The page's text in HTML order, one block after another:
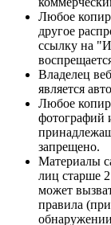
Любое
другое
ссылку на
Владелец
является
Любое
фотографий
запрещено.
Материалы
лиц старше
может
правила